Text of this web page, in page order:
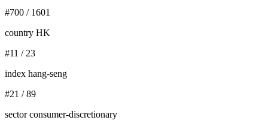
#700 / 1601
country HK
#11 / 23
index hang-seng
#21 /89
sector consumer-discretionary